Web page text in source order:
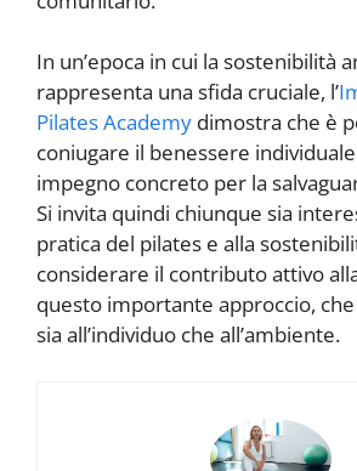
In un’epoca in cui la sostenibilità
rappresenta una sfida cruciale, l’
Pilates Academy dimostra che è
coniugare il benessere
impegno concreto per la
Si invita quindi chiunque sia
pratica del pilates e alla
considerare il contributo attivo
questo importante approccio,
sia all’individuo che all’ambiente.